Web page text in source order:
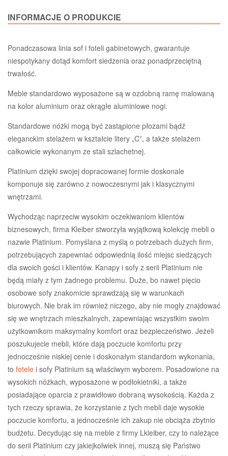
INFORMACJE O PRODUKCIE
Ponadczasowa linia sof i foteli gabinetowych, gwarantuje
niespotykany dotąd komfort siedzenia oraz ponadprzeciętną
trwałość.
Meble standardowo wyposażone są w ozdobną ramę malowaną
na kolor aluminium oraz okrągłe aluminiowe nogi.
Standardowe nóżki mogą być zastąpione płozami bądź
eleganckim stelażem w kształcie litery „C”, a także stelażem
całkowicie wykonanym ze stali szlachetnej.
Platinium dzięki swojej dopracowanej formie doskonale
komponuje się zarówno z nowoczesnymi jak i klasycznymi
wnętrzami.
Wychodząc naprzeciw wysokim oczekiwaniom klientów
biznesowych, firma Kleiber stworzyła wyjątkową kolekcję mebli o
nazwie Platinium. Pomyślana z myślą o potrzebach dużych firm,
potrzebujących zapewniać odpowiednią ilość miejsc siedzących
dla swoich gości i klientów. Kanapy i sofy z serii Platinium nie
będą miały z tym żadnego problemu. Duże, bo nawet pięcio
osobowe sofy znakomicie sprawdzają się w warunkach
biurowych. Nie brak im również niczego, aby nie mogły znajdować
się we wnętrzach mieszkalnych, zapewniając wszystkim swoim
użytkownikom maksymalny komfort oraz bezpieczeństwo. Jeżeli
poszukujecie mebli, które dają poczucie komfortu przy
jednocześnie niskiej cenie i doskonałym standardom wykonania,
to fotele i sofy Platinium są właściwym wyborem. Posadowione na
wysokich nóżkach, wyposażone w podłokietniki, a także
posiadające oparcia z prawidłowo dobraną wysokością. Każda z
tych rzeczy sprawia, że korzystanie z tych mebli daje wysokie
poczucie komfortu, a jednocześnie ich zakup nie obciąża zbytnio
budżetu. Decydując się na meble z firmy Lkleiber, czy to należące
do serii Platinium czy jakiejkolwiek innej, muszą się Państwo